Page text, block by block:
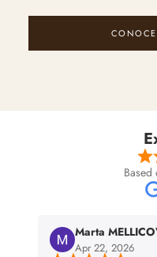
Based
Marta
Apr 22, 2026